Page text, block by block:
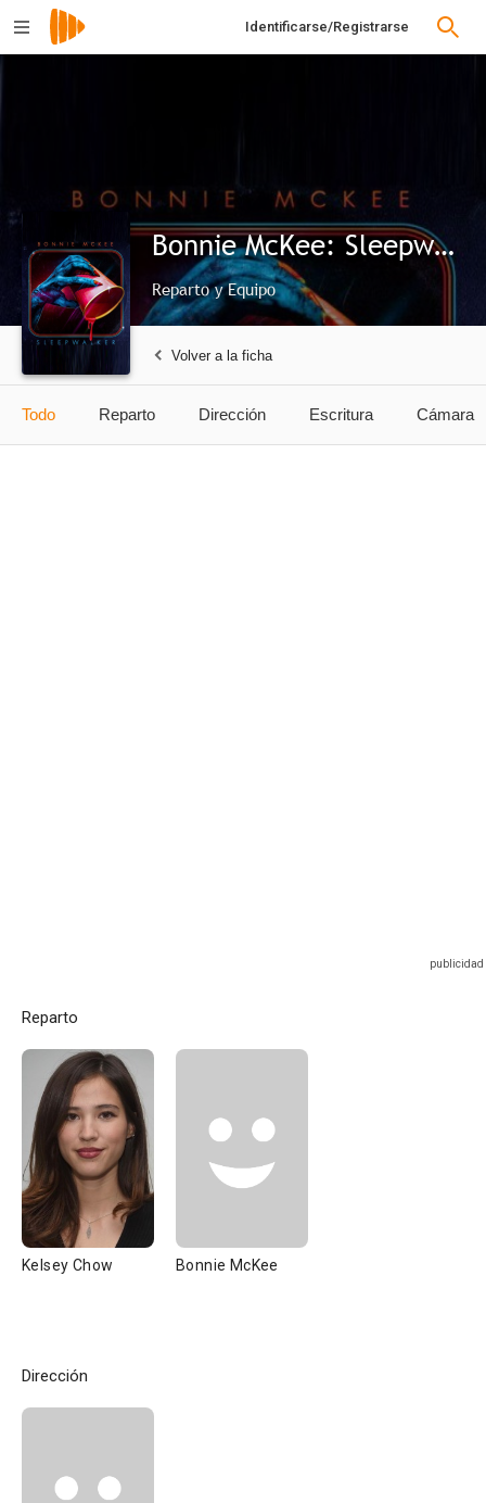
Identificarse/Registrarse
Bonnie McKee: Sleepwalker
Reparto y Equipo
Volver a la ficha
Todo Reparto Dirección Escritura Cámara
Reparto
Kelsey Chow Bonnie McKee
Dirección